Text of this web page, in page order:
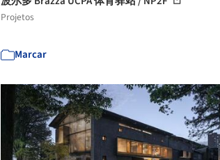
Projetos
Marcar